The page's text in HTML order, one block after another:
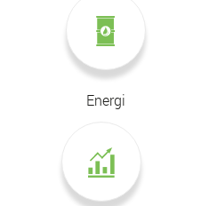
Energi